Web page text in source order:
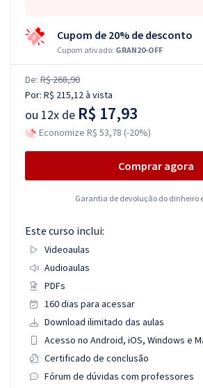
Cupom de 20% de desconto
Cupom ativado: GRAN20-OFF
De: R$ 268,90
Por: R$ 215,12à vista
ou 12x de R$ 17,93
Economize R$ 53,78 (-20%)
Comprar agora
Garantia de devolução do dinheiro
Este curso inclui:
Videoaulas
Audioaulas
PDFs
160 dias para acessar
Download ilimitado das aulas
Acesso no Android, iOS, Windows e
Certificado de conclusão
Fórum de dúvidas com professores